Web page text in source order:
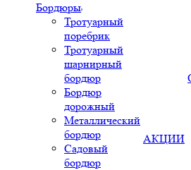
Бордюры
Тротуарный
поребрик
Тротуарный
шарнирный
бордюр
Бордюр
дорожный
Металлический
бордюр
Садовый
бордюр
АКЦИИ